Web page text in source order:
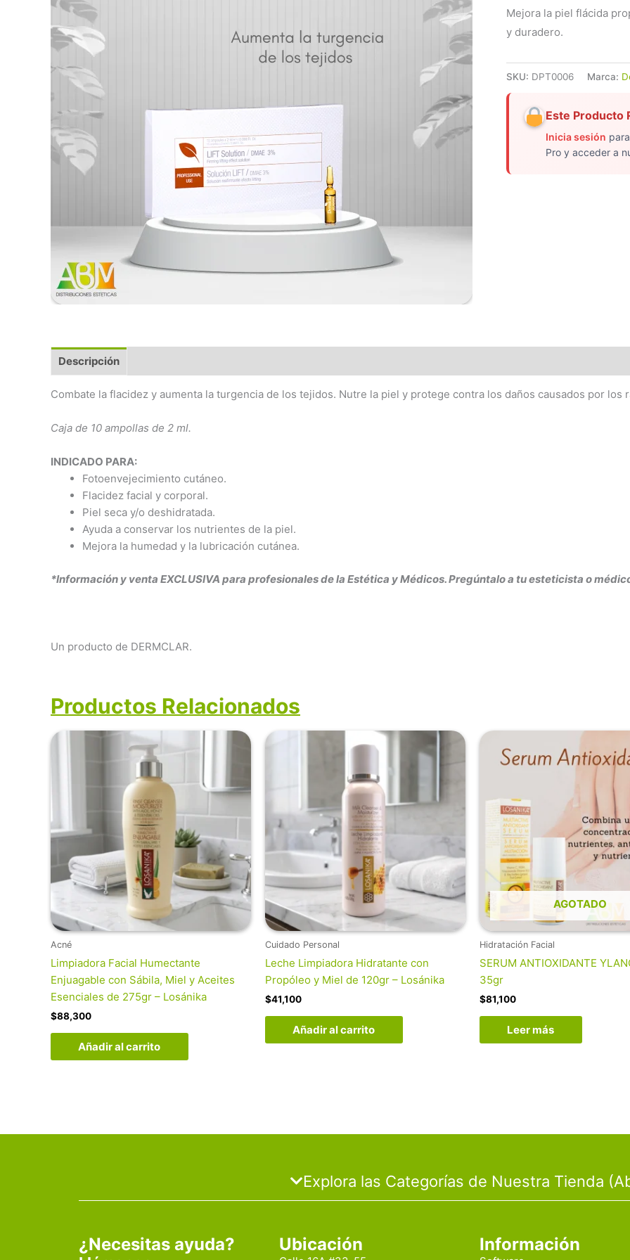
Mejora la piel flácida
y duradero.
SKU: DPT0006 Marca:
Este Producto
Inicia sesión
Pro y acceder a
Descripción
Combate la flacidez y aumenta la turgencia de los tejidos. Nutre la piel y protege contra los daños causados por los
Caja de 10 ampollas de 2 ml.
INDICADO PARA:
Fotoenvejecimiento cutáneo.
Flacidez facial y corporal.
Piel seca y/o deshidratada.
Ayuda a conservar los nutrientes de la piel.
Mejora la humedad y la lubricación cutánea.
*Información y venta EXCLUSIVA para profesionales de la Estética y Médicos. Pregúntalo a tu esteticista o
Un producto de DERMCLAR.
Productos Relacionados
Acné
Limpiadora Facial Humectante
Enjuagable con Sábila, Miel y Aceites
Esenciales de 275gr – Losánika
$88,300
Añadir al carrito
Cuidado Personal
Leche Limpiadora Hidratante con
Propóleo y Miel de 120gr – Losánika
$41,100
Añadir al carrito
AGOTADO
Hidratación Facial
SERUM ANTIOXIDANTE
35gr
$81,100
Leer más
Explora las Categorías de Nuestra Tienda
¿Necesitas ayuda? Ubicación Información